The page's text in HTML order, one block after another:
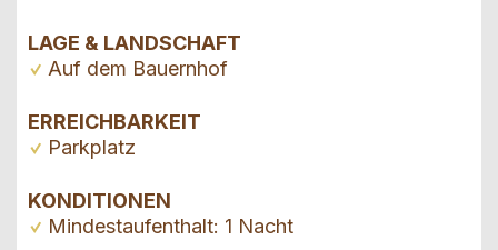
LAGE & LANDSCHAFT
Auf dem Bauernhof
ERREICHBARKEIT
Parkplatz
KONDITIONEN
Mindestaufenthalt: 1 Nacht